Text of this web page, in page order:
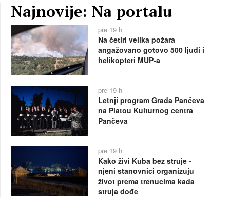
Najnovije: Na portalu
pre 19 h
Na četiri velika požara
angažovano gotovo 500 ljudi i
helikopteri MUP-a
pre 19 h
Letnji program Grada Pančeva
na Platou Kulturnog centra
Pančeva
pre 19 h
Kako živi Kuba bez struje -
njeni stanovnici organizuju
život prema trenucima kada
struja dođe